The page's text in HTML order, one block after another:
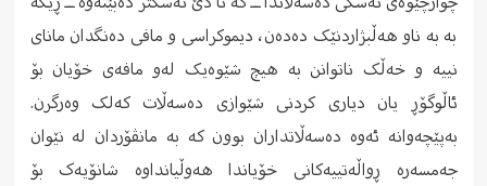
بە بە ناو هەڵبژاردنێک دەدەن، دیموکراسی و مافی دەنگدان مانای
نییە و خەڵک ناتوانن بە هیچ شێوەیک لەو مافەی خۆیان بۆ
ئاڵوگۆڕ یان دیاری کردنی شێوازی دەسەڵات کەلک وەرگرن.
بەپێچەوانە ئەوە دەسەڵاتداران بوون کە بە مانڤۆردان لە نێوان
جەمسەرە ڕواڵەتییەکانی خۆیاندا هەوڵیانداوە شانۆیەک بۆ